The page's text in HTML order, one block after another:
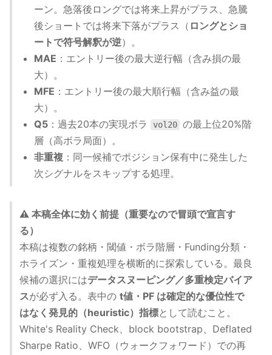
ーン。急落後ロングでは将来上昇がプラス、急騰
後ショートでは将来下落がプラス（ ロングとショ
ートで符号解釈が逆）。
MAE ：エントリー後の最大逆行幅（含み損の最
大）。
MFE ：エントリー後の最大順行幅（含み益の最
大）。
Q5 ：過去20本の実現ボラ vol20 の最上位20%階
層（高ボラ局面）。
非重複 ：同一候補でポジション保有中に発生した
次シグナルをスキップする処理。
⚠️ 本稿全体に効く前提（重要なので冒頭で宣言す
る）
本稿は複数の銘柄・閾値・ボラ階層・Funding分類・
ホライズン・重複処理を横断的に探索している。最良
候補の選択にはデータスヌーピング／多重検定バイア
スが必ず入る。表中の t値・PF は確定的な優位性で
はなく発見的（heuristic）指標として読むこと。
White's Reality Check、block bootstrap、Deflated
Sharpe Ratio、WFO（ウォークフォワード）での再